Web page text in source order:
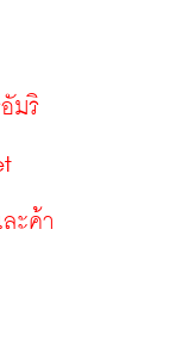
มริ
ะค้า